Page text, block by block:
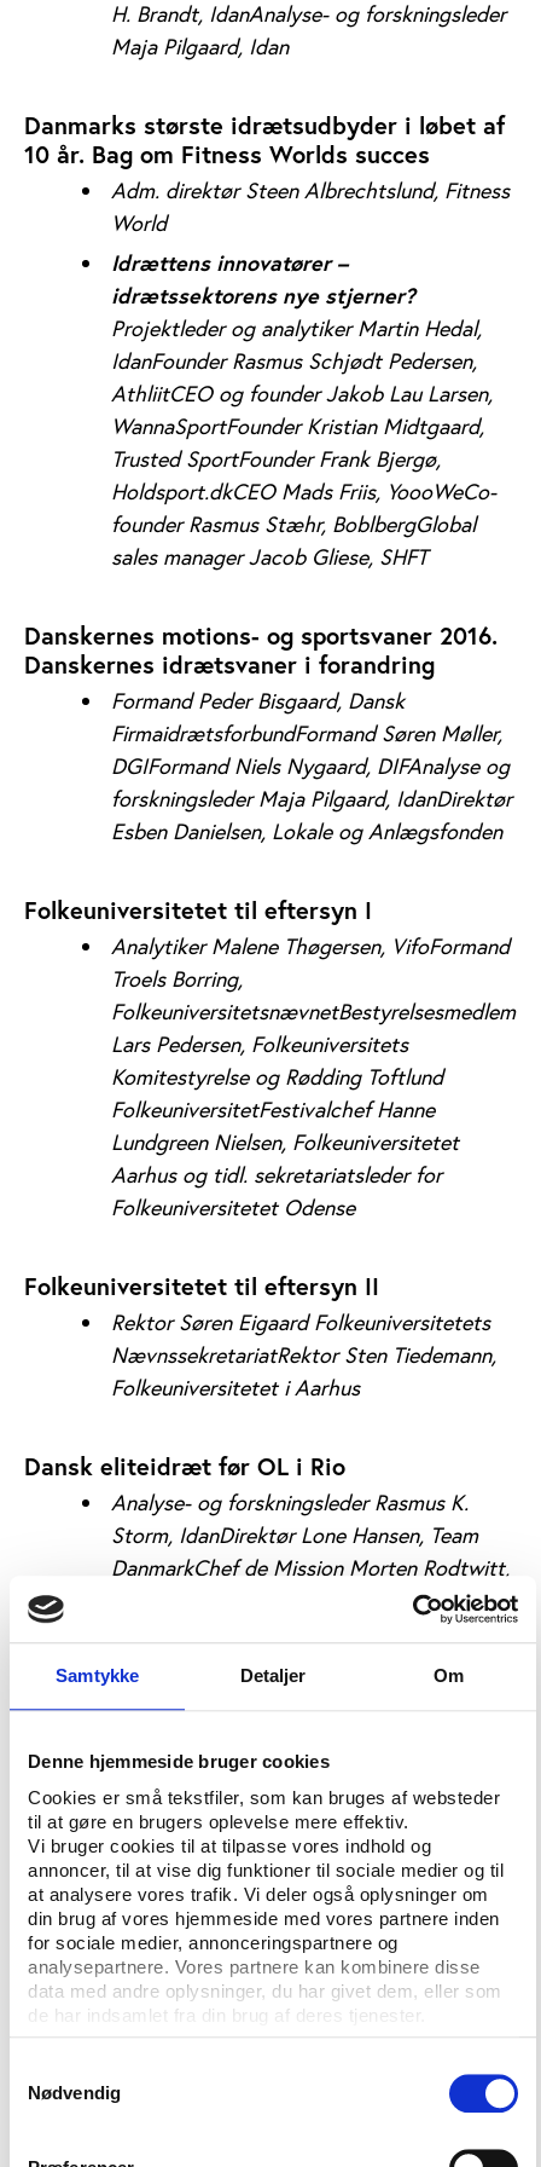
Samtykke Detaljer Om
Denne hjemmeside bruger cookies
Cookies er små tekstfiler, som kan bruges af websteder
til at gøre en brugers oplevelse mere effektiv.
Vi bruger cookies til at tilpasse vores indhold og
annoncer, til at vise dig funktioner til sociale medier og til
at analysere vores trafik. Vi deler også oplysninger om
din brug af vores hjemmeside med vores partnere inden
for sociale medier, annonceringspartnere og
analysepartnere. Vores partnere kan kombinere disse
data med andre oplysninger, du har givet dem, eller som
de har indsamlet fra din brug af deres tjenester.
Nødvendig
H. Brandt, IdanAnalyse- og forskningsleder
Maja Pilgaard, Idan
Danmarks største idrætsudbyder i løbet af
10 år. Bag om Fitness Worlds succes
Adm. direktør Steen Albrechtslund, Fitness
World
Idrættens innovatører –
idrætssektorens nye stjerner?
Projektleder og analytiker Martin Hedal,
IdanFounder Rasmus Schjødt Pedersen,
AthliitCEO og founder Jakob Lau Larsen,
WannaSportFounder Kristian Midtgaard,
Trusted SportFounder Frank Bjergø,
Holdsport.dkCEO Mads Friis, YoooWeCo-
founder Rasmus Stæhr, BoblbergGlobal
sales manager Jacob Gliese, SHFT
Danskernes motions- og sportsvaner 2016.
Danskernes idrætsvaner i forandring
Formand Peder Bisgaard, Dansk
FirmaidrætsforbundFormand Søren Møller,
DGIFormand Niels Nygaard, DIFAnalyse og
forskningsleder Maja Pilgaard, IdanDirektør
Esben Danielsen, Lokale og Anlægsfonden
Folkeuniversitetet til eftersyn I
Analytiker Malene Thøgersen, VifoFormand
Troels Borring,
FolkeuniversitetsnævnetBestyrelsesmedlem
Lars Pedersen, Folkeuniversitets
Komitestyrelse og Rødding Toftlund
FolkeuniversitetFestivalchef Hanne
Lundgreen Nielsen, Folkeuniversitetet
Aarhus og tidl. sekretariatsleder for
Folkeuniversitetet Odense
Folkeuniversitetet til eftersyn II
Rektor Søren Eigaard Folkeuniversitetets
NævnssekretariatRektor Sten Tiedemann,
Folkeuniversitetet i Aarhus
Dansk eliteidræt før OL i Rio
Analyse- og forskningsleder Rasmus K.
Storm, IdanDirektør Lone Hansen, Team
DanmarkChef de Mission Morten Rodtwitt,
Fremtidens danske fitness-sektor. Hvem
holder formen bedst?
WorldAnalyse- og forskníngsleder Maja
Pilgaard, IdanStifter Sara Beck, Back to
NatureCEO Leif Christensen,
KlubdanmarkForskningsansvarlig Kasper
Lund Kirkegaard, Danmarks Idrætsforbund
Mellem korruption og inspiration. Danske
specialforbund i international idrætspolitik
Forbund
Formand Jesper Møller,